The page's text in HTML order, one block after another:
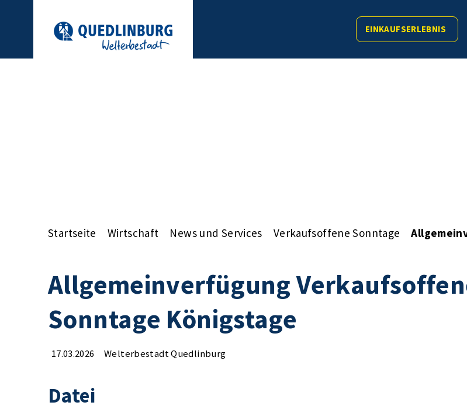
EINKAUFSERLEBNIS
Startseite Wirtschaft News und Services Verkaufsoffene Sonntage
Allgemeinverfügung
Sonntage Königstage
17.03.2026 Welterbestadt Quedlinburg
Datei